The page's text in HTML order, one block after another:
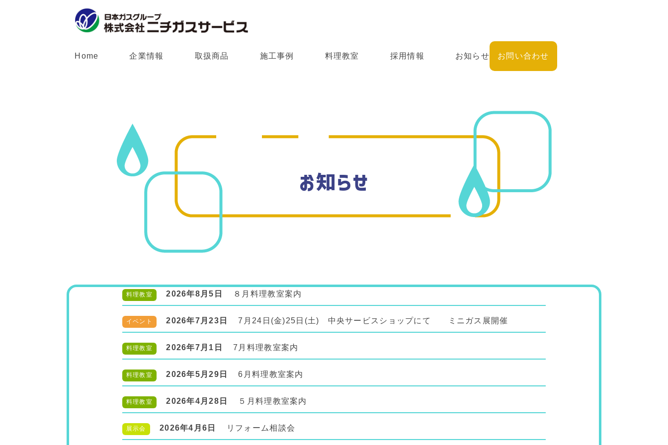
Home 企業情報 取扱商品 施工事例 料理教室 採用情報 お知らせ お問い合わせ
お知らせ
料理教室 2026年8月5日 ８月料理教室案内
イベント 2026年7月23日 7月24日(金)25日(土) 中央サービスショップにて ミニガス展開催
料理教室 2026年7月1日 7月料理教室案内
料理教室 2026年5月29日 6月料理教室案内
料理教室 2026年4月28日 ５月料理教室案内
展示会 2026年4月6日 リフォーム相談会